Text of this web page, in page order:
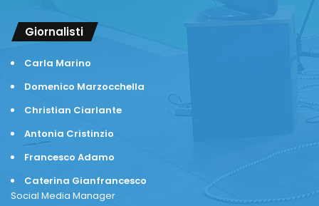
Giornalisti
Carla Marino
Domenico Marzocchella
Christian Ciarlante
Antonia Cristinzio
Francesco Adamo
Caterina Gianfrancesco
Social Media Manager